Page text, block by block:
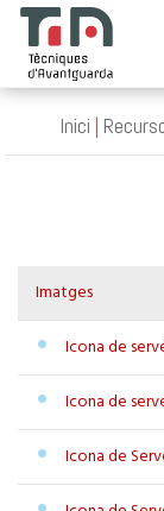
Inici
Imatges
Icona de
Icona de
Icona de